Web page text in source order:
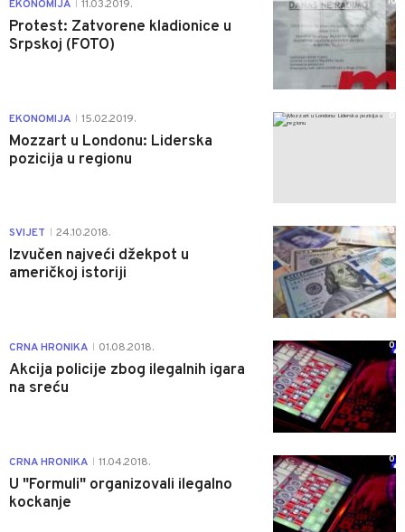
EKONOMIJA 11.03.2019.
Protest: Zatvorene kladionice u
Srpskoj (FOTO)
EKONOMIJA 15.02.2019.
Mozzart u Londonu: Liderska
pozicija u regionu
0
SVIJET 24.10.2018.
Izvučen najveći džekpot u
američkoj istoriji
0
CRNA HRONIKA 01.08.2018.
Akcija policije zbog ilegalnih igara
na sreću
0
CRNA HRONIKA 11.04.2018.
U "Formuli" organizovali ilegalno
kockanje
0